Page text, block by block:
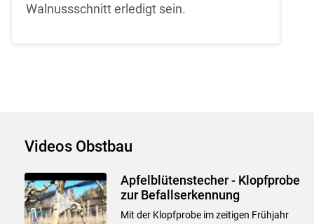
Walnussschnitt erledigt sein.
Videos Obstbau
Apfelblütenstecher - Klopfprobe
zur Befallserkennung
Mit der Klopfprobe im zeitigen Frühjahr